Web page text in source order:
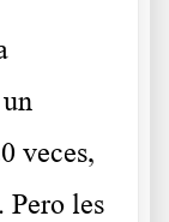
veces,
Pero les